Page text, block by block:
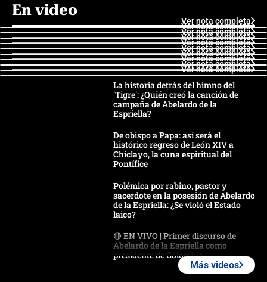
En video
Ver nota completa
Ver nota completa
Ver nota completa
Ver nota completa
Ver nota completa
Ver nota completa
Ver nota completa
Ver nota completa
Ver nota completa
Ver nota completa
La historia detrás del himno del
'Tigre': ¿Quién creó la canción de
campaña de Abelardo de la
Espriella?
De obispo a Papa: así será el
histórico regreso de León XIV a
Chiclayo, la cuna espiritual del
Pontífice
Polémica por rabino, pastor y
sacerdote en la posesión de Abelardo
de la Espriella: ¿Se violó el Estado
laico?
🔴 EN VIVO | Primer discurso de
Abelardo de la Espriella como
presidente de Colombia
Más videos